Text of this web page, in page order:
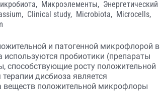
Микроэлементы, Энергетический
Clinical study, Microbiota, Microcells,
и патогенной микрофлорой в
используются пробиотики (препараты
способствующие росту положительной
дисбиоза является
веществ положительной микрофлоры